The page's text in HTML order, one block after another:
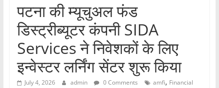
पटना की म्यूचुअल फंड
डिस्ट्रीब्यूटर कंपनी SIDA
Services ने निवेशकों के लिए
इन्वेस्टर लर्निंग सेंटर शुरू किया
July 4, 2026 admin 0 Comments amfi, Financial